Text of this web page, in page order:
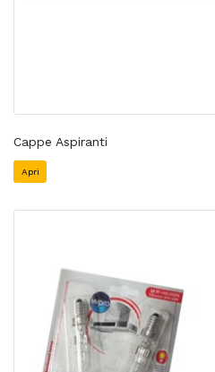
Cappe Aspiranti
Apri